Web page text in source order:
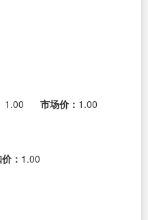
1.00 市场价： 1.00
： 1.00